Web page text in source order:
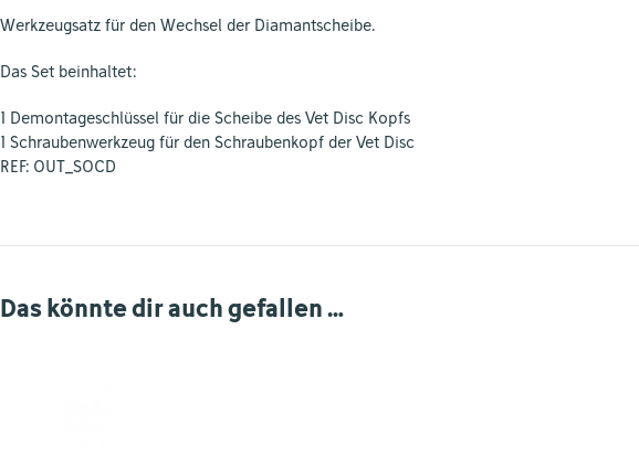
Werkzeugsatz für den Wechsel der Diamantscheibe.
Das Set beinhaltet:
1 Demontageschlüssel für die Scheibe des Vet Disc Kopfs
1 Schraubenwerkzeug für den Schraubenkopf der Vet Disc
REF: OUT_SOCD
Das könnte dir auch gefallen …